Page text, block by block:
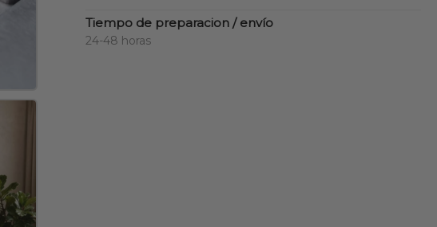
Tiempo de preparacion / envío
24-48 horas